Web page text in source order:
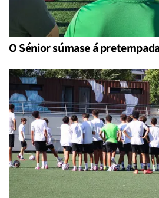
O Sénior súmase á